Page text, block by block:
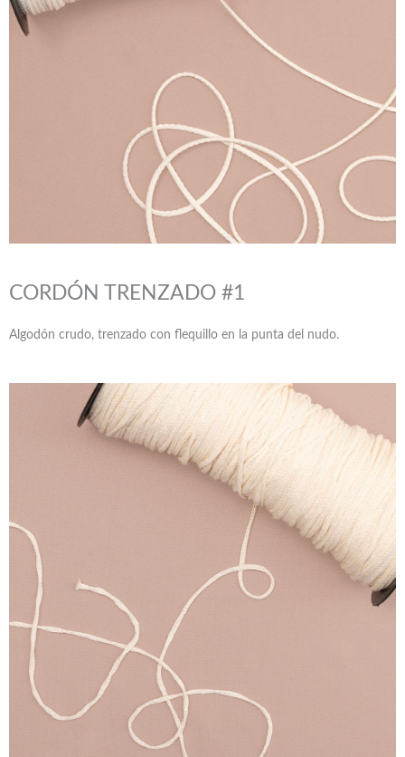
CORDÓN TRENZADO #1
Algodón crudo, trenzado con flequillo en la punta del nudo.